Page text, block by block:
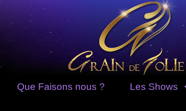
Que Faisons nous ? Les Shows